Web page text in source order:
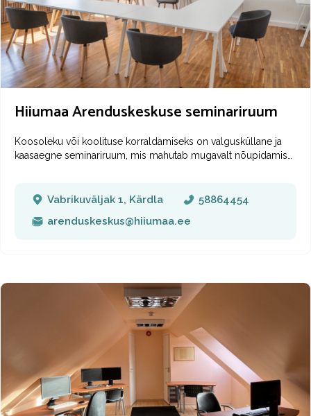
Meie reisikonsultantidel, rühmasaatjatel ja giididel on Sinu jaoks
alati varuks hea sõna ja lahke naeratus.
Hiiumaa Arenduskeskuse seminariruum
Koosoleku või koolituse korraldamiseks on valgusküllane ja
kaasaegne seminariruum, mis mahutab mugavalt nõupidamis
dataprojektor ja pabertahvel. Info ja broneerimine:
Vabrikuväljak 1, Kärdla
58864454
arenduskeskus@hiiumaa.ee